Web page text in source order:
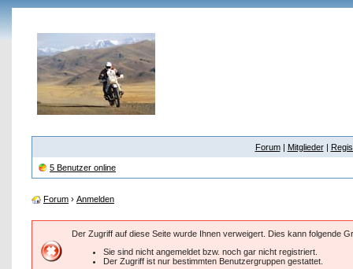
Forum| Mitglieder|
5 Benutzer online
Forum › Anmelden
Der Zugriff auf diese Seite wurde Ihnen verweigert. Dies kann folgende
Sie sind nicht angemeldet bzw. noch gar nicht registriert.
Der Zugriff ist nur bestimmten Benutzergruppen gestattet.